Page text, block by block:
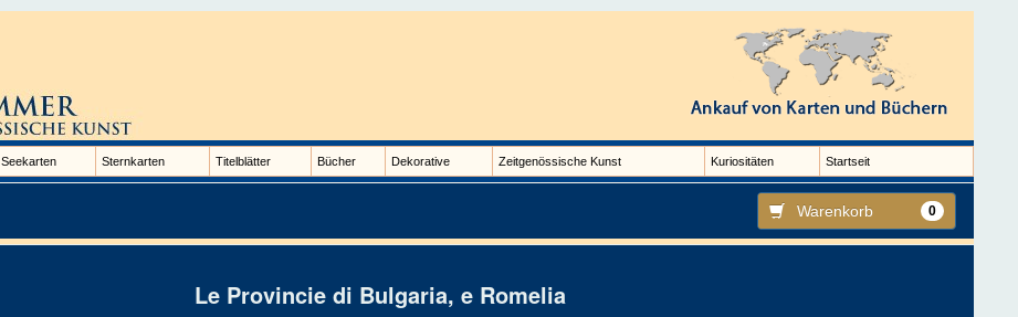
Seekarten Sternkarten Titelblätter Bücher Dekorative Zeitgenössische Kunst Kuriositäten Startseit
Warenkorb 0
Le Provincie di Bulgaria, e Romelia